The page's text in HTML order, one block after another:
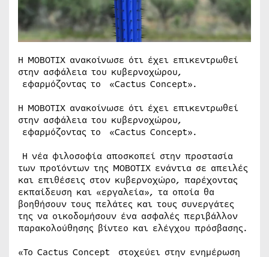
Η MOBOTIX ανακοίνωσε ότι έχει επικεντρωθεί
στην ασφάλεια του κυβερνοχώρου,
εφαρμόζοντας το «Cactus Concept».
Η MOBOTIX ανακοίνωσε ότι έχει επικεντρωθεί
στην ασφάλεια του κυβερνοχώρου,
εφαρμόζοντας το «Cactus Concept».
Η νέα φιλοσοφία αποσκοπεί στην προστασία
των προϊόντων της MOBOTIX ενάντια σε απειλές
και επιθέσεις στον κυβερνοχώρο, παρέχοντας
εκπαίδευση και «εργαλεία», τα οποία θα
βοηθήσουν τους πελάτες και τους συνεργάτες
της να οικοδομήσουν ένα ασφαλές περιβάλλον
παρακολούθησης βίντεο και ελέγχου πρόσβασης.
«Το Cactus Concept στοχεύει στην ενημέρωση